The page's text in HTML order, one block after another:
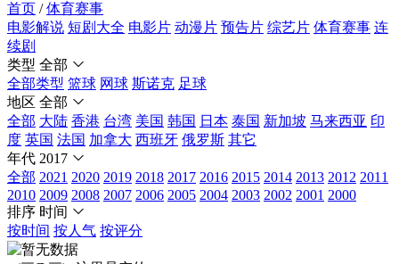
首页 /体育赛事
电影解说 短剧大全 电影片 动漫片 预告片 综艺片 体育赛事 连
续剧
类型 全部
全部类型 篮球 网球 斯诺克 足球
地区 全部
全部 大陆 香港 台湾 美国 韩国 日本 泰国 新加坡 马来西亚 印
度 英国 法国 加拿大 西班牙 俄罗斯 其它
年代 2017
全部 2021 2020 2019 2018 2017 2016 2015 2014 2013 2012 2011
2010 2009 2008 2007 2006 2005 2004 2003 2002 2001 2000
排序 时间
按时间 按人气 按评分